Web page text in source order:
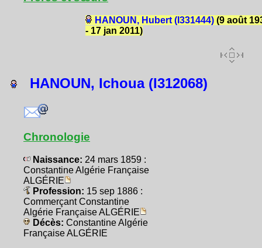
HANOUN, Hubert (I331444)(9 août
- 17 jan 2011)
HANOUN, Ichoua (I312068)
Chronologie
Naissance: 24 mars 1859 :
Constantine Algérie Française
ALGÉRIE
Profession: 15 sep 1886 :
Commerçant Constantine
Algérie Française ALGÉRIE
Décès: Constantine Algérie
Française ALGÉRIE